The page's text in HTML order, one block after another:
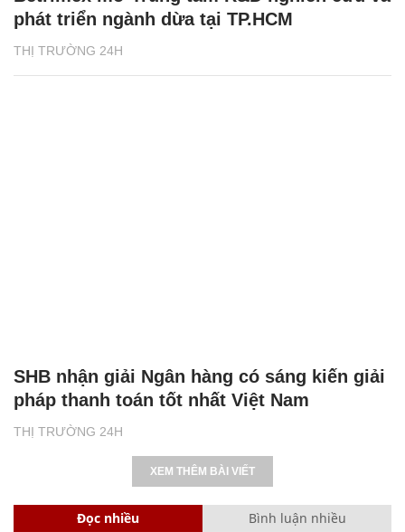
THỊ TRƯỜNG 24H
phát triển ngành dừa tại TP.HCM
THỊ TRƯỜNG 24H
SHB nhận giải Ngân hàng có sáng kiến giải
pháp thanh toán tốt nhất Việt Nam
XEM THÊM BÀI VIẾT
Đọc nhiều Bình luận nhiều